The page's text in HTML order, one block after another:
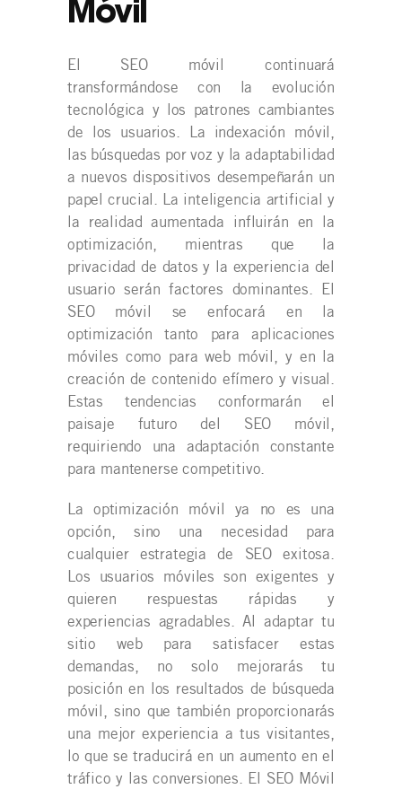
Móvil
El SEO móvil continuará
transformándose con la evolución
tecnológica y los patrones cambiantes
de los usuarios. La indexación móvil,
las búsquedas por voz y la adaptabilidad
a nuevos dispositivos desempeñarán un
papel crucial. La inteligencia artificial y
la realidad aumentada influirán en la
optimización, mientras que la
privacidad de datos y la experiencia del
usuario serán factores dominantes. El
SEO móvil se enfocará en la
optimización tanto para aplicaciones
móviles como para web móvil, y en la
creación de contenido efímero y visual.
Estas tendencias conformarán el
paisaje futuro del SEO móvil,
requiriendo una adaptación constante
para mantenerse competitivo.
La optimización móvil ya no es una
opción, sino una necesidad para
cualquier estrategia de SEO exitosa.
Los usuarios móviles son exigentes y
quieren respuestas rápidas y
experiencias agradables. Al adaptar tu
sitio web para satisfacer estas
demandas, no solo mejorarás tu
posición en los resultados de búsqueda
móvil, sino que también proporcionarás
una mejor experiencia a tus visitantes,
lo que se traducirá en un aumento en el
tráfico y las conversiones. El SEO Móvil